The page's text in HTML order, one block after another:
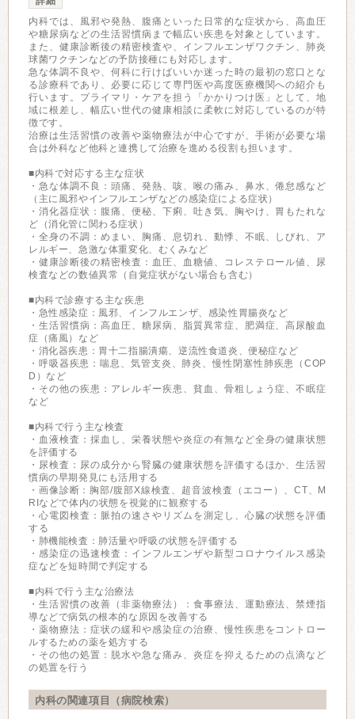
内科では、風邪や発熱、腹痛といった日常的な症状から、高血圧
や糖尿病などの生活習慣病まで幅広い疾患を対象としています。
また、健康診断後の精密検査や、インフルエンザワクチン、肺炎
球菌ワクチンなどの予防接種にも対応します。
急な体調不良や、何科に行けばいいか迷った時の最初の窓口とな
る診療科であり、必要に応じて専門医や高度医療機関への紹介も
行います。プライマリ・ケアを担う「かかりつけ医」として、地
域に根差し、幅広い世代の健康相談に柔軟に対応しているのが特
徴です。
治療は生活習慣の改善や薬物療法が中心ですが、手術が必要な場
合は外科など他科と連携して治療を進める役割も担います。
■内科で対応する主な症状
・急な体調不良：頭痛、発熱、咳、喉の痛み、鼻水、倦怠感など
（主に風邪やインフルエンザなどの感染症による症状）
・消化器症状：腹痛、便秘、下痢、吐き気、胸やけ、胃もたれな
ど（消化管に関わる症状）
・全身の不調：めまい、胸痛、息切れ、動悸、不眠、しびれ、ア
レルギー、急激な体重変化、むくみなど
・健康診断後の精密検査：血圧、血糖値、コレステロール値、尿
検査などの数値異常（自覚症状がない場合も含む）
■内科で診療する主な疾患
・急性感染症：風邪、インフルエンザ、感染性胃腸炎など
・生活習慣病：高血圧、糖尿病、脂質異常症、肥満症、高尿酸血
症（痛風）など
・消化器疾患：胃十二指腸潰瘍、逆流性食道炎、便秘症など
・呼吸器疾患：喘息、気管支炎、肺炎、慢性閉塞性肺疾患（COP
D）など
・その他の疾患：アレルギー疾患、貧血、骨粗しょう症、不眠症
など
■内科で行う主な検査
・血液検査：採血し、栄養状態や炎症の有無など全身の健康状態
を評価する
・尿検査：尿の成分から腎臓の健康状態を評価するほか、生活習
慣病の早期発見にも活用する
・画像診断：胸部/腹部X線検査、超音波検査（エコー）、CT、M
RIなどで体内の状態を視覚的に観察する
・心電図検査：脈拍の速さやリズムを測定し、心臓の状態を評価
する
・肺機能検査：肺活量や呼吸の状態を評価する
・感染症の迅速検査：インフルエンザや新型コロナウイルス感染
症などを短時間で判定する
■内科で行う主な治療法
・生活習慣の改善（非薬物療法）：食事療法、運動療法、禁煙指
導などで病気の根本的な原因を改善する
・薬物療法：症状の緩和や感染症の治療、慢性疾患をコントロー
ルするための薬を処方する
・その他の処置：脱水や急な痛み、炎症を抑えるための点滴など
の処置を行う
内科の関連項目（病院検索）